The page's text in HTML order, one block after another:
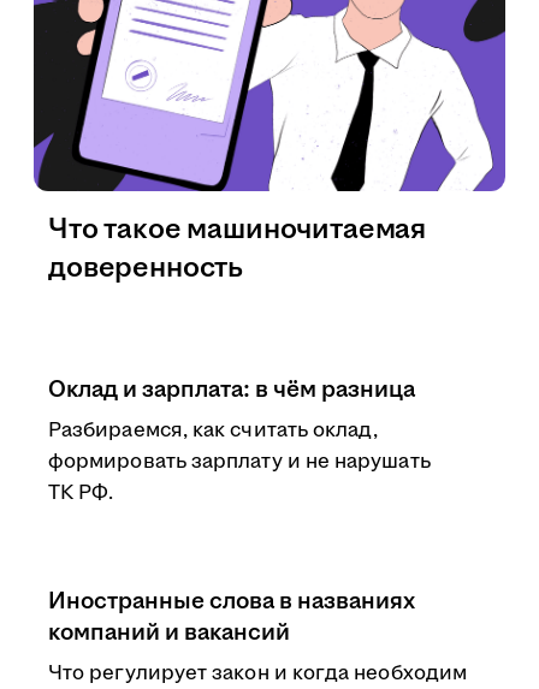
Оклад и зарплата: в чём разница
Разбираемся, как считать оклад,
формировать зарплату и не нарушать
ТК РФ.
Иностранные слова в названиях
компаний и вакансий
Что регулирует закон и когда необходим
Что такое машиночитаемая
доверенность